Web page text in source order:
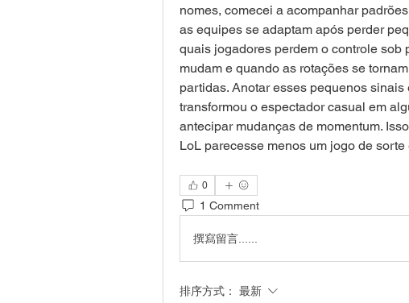
nomes, comecei a acompanhar
as equipes se adaptam após perder
quais jogadores perdem o controle sob
mudam e quando as rotações se
partidas. Anotar esses pequenos
transformou o espectador casual em
antecipar mudanças de momentum.
LoL parecesse menos um jogo de
0
1 Comment
撰寫留言......
排序方式： 最新